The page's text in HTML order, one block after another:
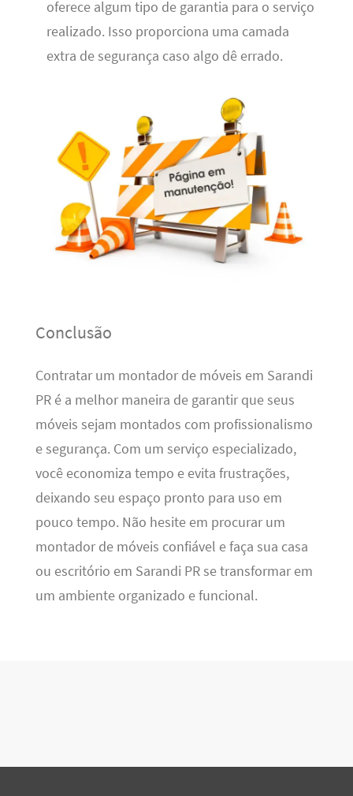
oferece algum tipo de garantia para o serviço
realizado. Isso proporciona uma camada
extra de segurança caso algo dê errado.
Conclusão
Contratar um montador de móveis em Sarandi
PR é a melhor maneira de garantir que seus
móveis sejam montados com profissionalismo
e segurança. Com um serviço especializado,
você economiza tempo e evita frustrações,
deixando seu espaço pronto para uso em
pouco tempo. Não hesite em procurar um
montador de móveis confiável e faça sua casa
ou escritório em Sarandi PR se transformar em
um ambiente organizado e funcional.